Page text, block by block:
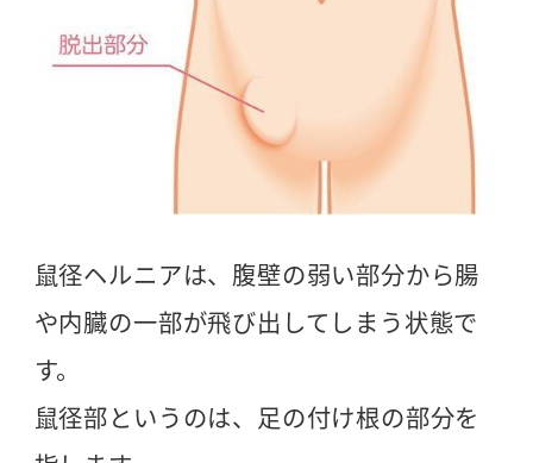
鼠径ヘルニアは、腹壁の弱い部分から腸
や内臓の一部が飛び出してしまう状態で
す。
鼠径部というのは、足の付け根の部分を